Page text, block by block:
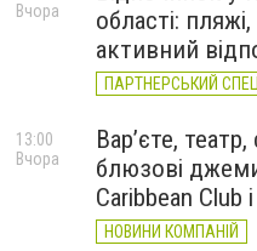
області:
активний
ПАРТНЕРСЬКИЙ
Вчора
Вар’єте, театр,
блюзові
Caribbean Club
НОВИНИ КОМПАНІЙ
13:00
Вчора